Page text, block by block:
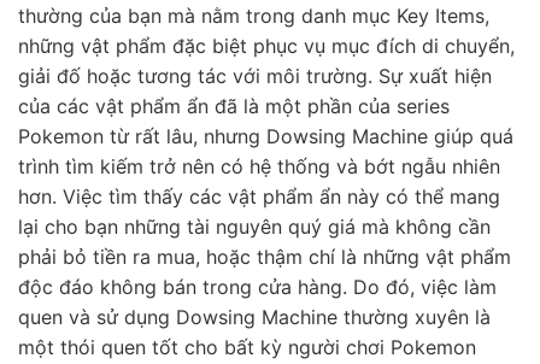
thường của bạn mà nằm trong danh mục Key Items,
những vật phẩm đặc biệt phục vụ mục đích di chuyển,
giải đố hoặc tương tác với môi trường. Sự xuất hiện
của các vật phẩm ẩn đã là một phần của series
Pokemon từ rất lâu, nhưng Dowsing Machine giúp quá
trình tìm kiếm trở nên có hệ thống và bớt ngẫu nhiên
hơn. Việc tìm thấy các vật phẩm ẩn này có thể mang
lại cho bạn những tài nguyên quý giá mà không cần
phải bỏ tiền ra mua, hoặc thậm chí là những vật phẩm
độc đáo không bán trong cửa hàng. Do đó, việc làm
quen và sử dụng Dowsing Machine thường xuyên là
một thói quen tốt cho bất kỳ người chơi Pokemon